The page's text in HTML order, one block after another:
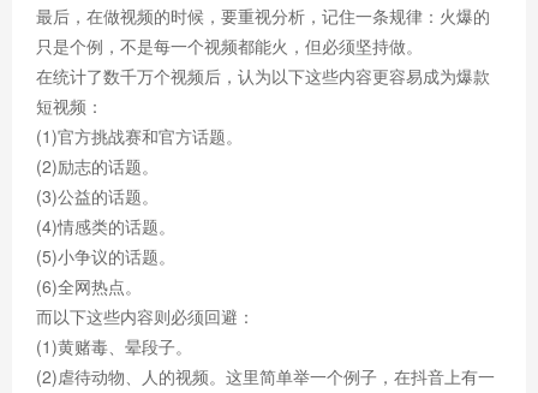
最后，在做视频的时候，要重视分析，记住一条规律：火爆的
只是个例，不是每一个视频都能火，但必须坚持做。
在统计了数千万个视频后，认为以下这些内容更容易成为爆款
短视频：
(1)官方挑战赛和官方话题。
(2)励志的话题。
(3)公益的话题。
(4)情感类的话题。
(5)小争议的话题。
(6)全网热点。
而以下这些内容则必须回避：
(1)黄赌毒、晕段子。
(2)虐待动物、人的视频。这里简单举一个例子，在抖音上有一